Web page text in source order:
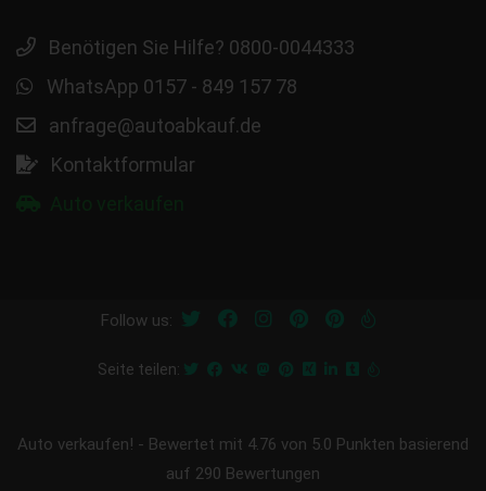
Benötigen Sie Hilfe? 0800-0044333
WhatsApp 0157 - 849 157 78
anfrage@autoabkauf.de
Kontaktformular
Follow us:
Seite teilen:
Auto verkaufen! - Bewertet mit 4.76 von 5.0 Punkten basierend
auf 290 Bewertungen